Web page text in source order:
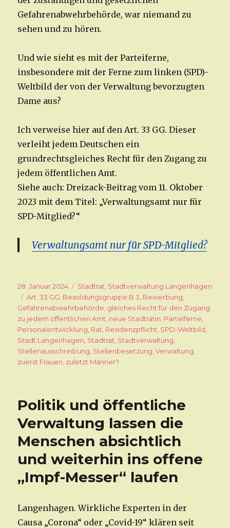
Gefahrenabwehrbehörde, war niemand zu
sehen und zu hören.
Und wie sieht es mit der Parteiferne,
insbesondere mit der Ferne zum linken (SPD)-
Weltbild der von der Verwaltung bevorzugten
Dame aus?
Ich verweise hier auf den Art. 33 GG. Dieser
verleiht jedem Deutschen ein
grundrechtsgleiches Recht für den Zugang zu
jedem öffentlichen Amt.
Siehe auch: Dreizack-Beitrag vom 11. Oktober
2023 mit dem Titel: „Verwaltungsamt nur für
SPD-Mitglied?“
Verwaltungsamt nur für SPD-Mitglied?
Veröffentlicht
am
28. Januar 2024 Kategorien
Stadtrat Stadtverwaltung Langenhagen
Schlagwörter
Art. 33 GG Besoldungsgruppe B 3 Bewerbung
Gefahrenabwehrbehörde gleiches Recht für den Zugang
zu jedem öffentlichen Amt neue Stadträtin Parteiferne
Personalentwicklung Rat Residenzpflicht SPD-Weltbild
Stadt Langenhagen Stadtrat Stadtverwaltung
Stellenausschreibung Stellenbesetzung ,Verwaltung
zuerst Frauen zuletzt Männer?
Politik und öffentliche
Verwaltung lassen die
Menschen absichtlich
und weiterhin ins offene
„Impf-Messer“ laufen
Langenhagen. Wirkliche Experten in der
Causa „Corona“ oder „Covid-19“ klären seit